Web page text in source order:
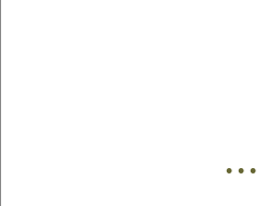
• • •